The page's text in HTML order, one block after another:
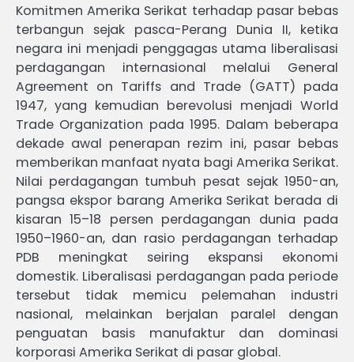
Komitmen Amerika Serikat terhadap pasar bebas
terbangun sejak pasca-Perang Dunia II, ketika
negara ini menjadi penggagas utama liberalisasi
perdagangan internasional melalui General
Agreement on Tariffs and Trade (GATT) pada
1947, yang kemudian berevolusi menjadi World
Trade Organization pada 1995. Dalam beberapa
dekade awal penerapan rezim ini, pasar bebas
memberikan manfaat nyata bagi Amerika Serikat.
Nilai perdagangan tumbuh pesat sejak 1950-an,
pangsa ekspor barang Amerika Serikat berada di
kisaran 15–18 persen perdagangan dunia pada
1950–1960-an, dan rasio perdagangan terhadap
PDB meningkat seiring ekspansi ekonomi
domestik. Liberalisasi perdagangan pada periode
tersebut tidak memicu pelemahan industri
nasional, melainkan berjalan paralel dengan
penguatan basis manufaktur dan dominasi
korporasi Amerika Serikat di pasar global.